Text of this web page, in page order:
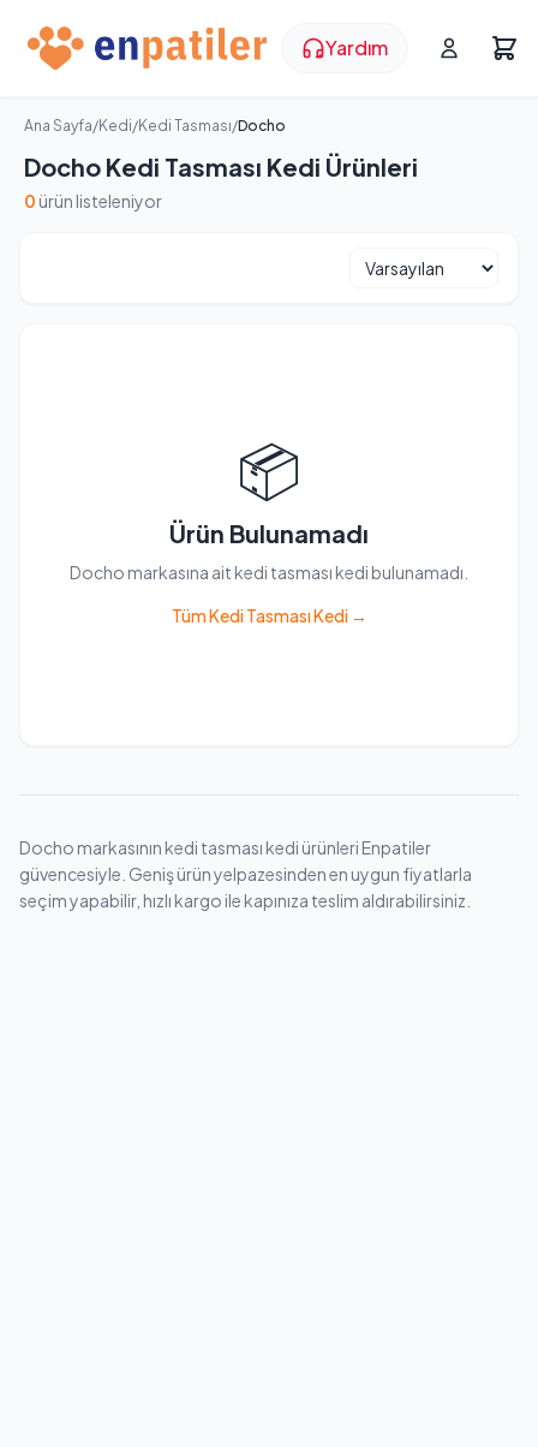
Yardım
Ana Sayfa/Kedi/Kedi Tasması/Docho
Docho Kedi Tasması Kedi Ürünleri
0 ürün listeleniyor
📦
Ürün Bulunamadı
Docho markasına ait kedi tasması kedi bulunamadı.
Tüm Kedi Tasması Kedi →
Docho markasının kedi tasması kedi ürünleri Enpatiler
güvencesiyle. Geniş ürün yelpazesinden en uygun fiyatlarla
seçim yapabilir, hızlı kargo ile kapınıza teslim aldırabilirsiniz.